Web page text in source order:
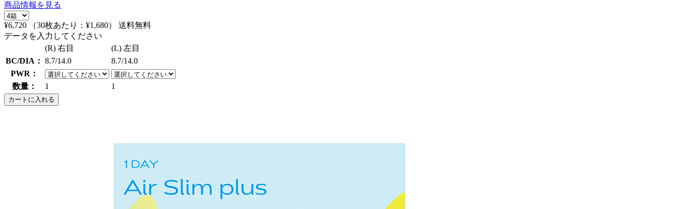
商品情報を見る
¥6,720 （30枚あたり： ¥1,680）
送料無料
データを入力してください
(R) 右目
(L) 左目
BC/DIA： 8.7/14.0
8.7/14.0
PWR：
数量：
1 1
カートに入れる